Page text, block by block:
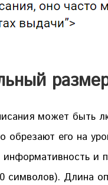
может быть
обрезают его на
информативность и
символов). Длина